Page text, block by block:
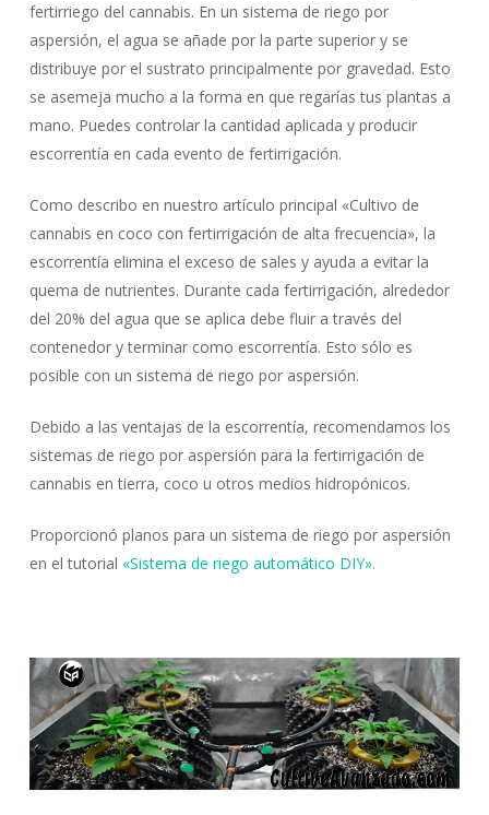
fertirriego del cannabis. En un sistema de riego por
aspersión, el agua se añade por la parte superior y se
distribuye por el sustrato principalmente por gravedad. Esto
se asemeja mucho a la forma en que regarías tus plantas a
mano. Puedes controlar la cantidad aplicada y producir
escorrentía en cada evento de fertirrigación.
Como describo en nuestro artículo principal «Cultivo de
cannabis en coco con fertirrigación de alta frecuencia», la
escorrentía elimina el exceso de sales y ayuda a evitar la
quema de nutrientes. Durante cada fertirrigación, alrededor
del 20% del agua que se aplica debe fluir a través del
contenedor y terminar como escorrentía. Esto sólo es
posible con un sistema de riego por aspersión.
Debido a las ventajas de la escorrentía, recomendamos los
sistemas de riego por aspersión para la fertirrigación de
cannabis en tierra, coco u otros medios hidropónicos.
Proporcionó planos para un sistema de riego por aspersión
en el tutorial «Sistema de riego automático DIY».